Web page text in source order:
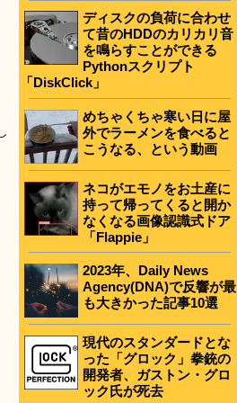
ディスクの負荷に合わせ
て昔のHDDのカリカリ音
を鳴らすことができる
Pythonスクリプト
「DiskClick」
めちゃくちゃ寒い日に屋
外でラーメンを食べると
こうなる、という動画
ネコがエモノをお土産に
持って帰ってくると開か
なくなる画像認識式ドア
「Flappie」
2023年、Daily News
Agency(DNA)で反響が最
も大きかった記事10選
現代のスタンダードとな
った「グロック」拳銃の
開発者、ガストン・グロ
ック氏が死去